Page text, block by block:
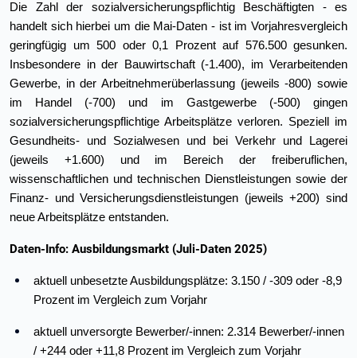
Die Zahl der sozialversicherungspflichtig Beschäftigten - es
handelt sich hierbei um die Mai-Daten - ist im Vorjahresvergleich
geringfügig um 500 oder 0,1 Prozent auf 576.500 gesunken.
Insbesondere in der Bauwirtschaft (-1.400), im Verarbeitenden
Gewerbe, in der Arbeitnehmerüberlassung (jeweils -800) sowie
im Handel (-700) und im Gastgewerbe (-500) gingen
sozialversicherungspflichtige Arbeitsplätze verloren. Speziell im
Gesundheits- und Sozial­wesen und bei Verkehr und Lagerei
(jeweils +1.600) und im Bereich der freiberuflichen,
wissenschaftlichen und technischen Dienstleistungen sowie der
Finanz- und Versicherungsdienstleistungen (jeweils +200) sind
neue Arbeitsplätze entstanden.
Daten-Info: Ausbildungsmarkt (Juli-Daten 2025)
aktuell unbesetzte Ausbildungsplätze: 3.150 / -309 oder -8,9
Prozent im Vergleich zum Vorjahr
aktuell unversorgte Bewerber/-innen: 2.314 Bewerber/-innen
/ +244 oder +11,8 Prozent im Vergleich zum Vorjahr